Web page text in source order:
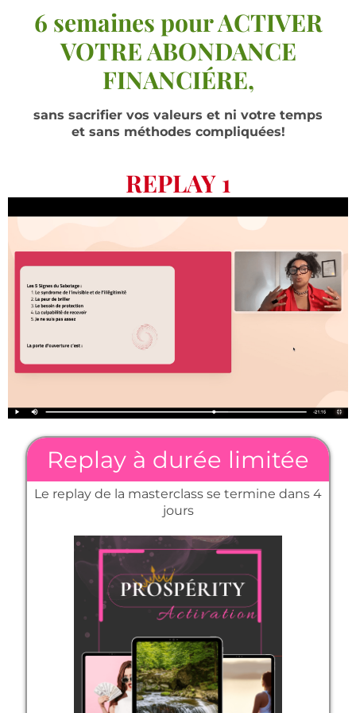
6 semaines pour ACTIVER
VOTRE ABONDANCE
FINANCIÉRE,
sans sacrifier vos valeurs et ni votre temps
et sans méthodes compliquées!
REPLAY 1
Replay à durée limitée
Le replay de la masterclass se termine dans 4
jours